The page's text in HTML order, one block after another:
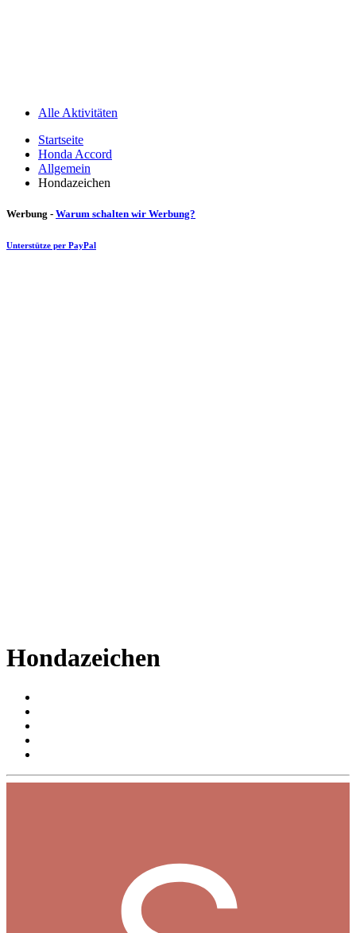
Alle Aktivitäten
Startseite
Honda Accord
Allgemein
Hondazeichen
Werbung - Warum schalten wir Werbung?
Unterstütze per PayPal
Hondazeichen